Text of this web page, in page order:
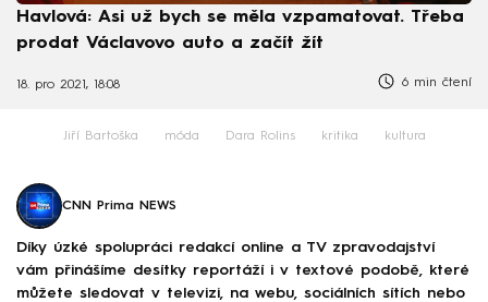
Havlová: Asi už bych se měla vzpamatovat. Třeba
prodat Václavovo auto a začít žít
18. pro 2021, 18:08 6 min čtení
Jiří Bartoška móda Dara Rolins kritika kultura
CNN Prima NEWS
Díky úzké spolupráci redakcí online a TV zpravodajství
vám přinášíme desítky reportáží i v textové podobě, které
můžete sledovat v televizi, na webu, sociálních sítích nebo